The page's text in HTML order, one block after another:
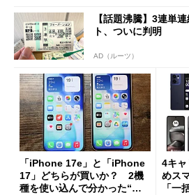
【話題沸騰】3連単
ト、ついに判明
AD（ルーツ）
「iPhone 17e」と「iPhone
17」どちらが買いか？ 2機
種を使い込んで分かった“ス
4キャ
めス
「一